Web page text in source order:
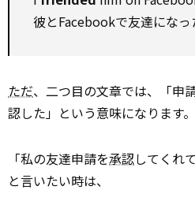
彼とFacebookで友達になっ
ただ、二つ目の文章では、「申
認した」という意味になります。
「私の友達申請を承認してくれ
と言いたい時は、